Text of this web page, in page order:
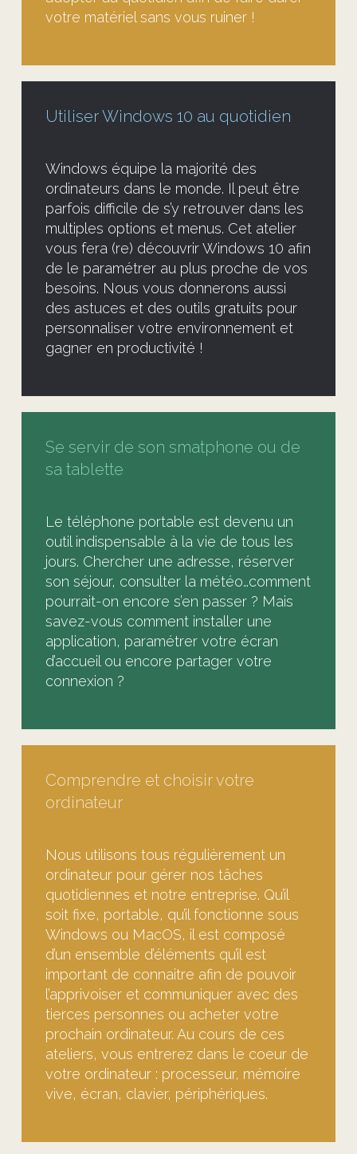
votre matériel sans vous ruiner !
Utiliser Windows 10 au quotidien
Windows équipe la majorité des
ordinateurs dans le monde. Il peut être
parfois difficile de s’y retrouver dans les
multiples options et menus. Cet atelier
vous fera (re) découvrir Windows 10 afin
de le paramétrer au plus proche de vos
besoins. Nous vous donnerons aussi
des astuces et des outils gratuits pour
personnaliser votre environnement et
gagner en productivité !
Se servir de son smatphone ou de
sa tablette
Le téléphone portable est devenu un
outil indispensable à la vie de tous les
jours. Chercher une adresse, réserver
son séjour, consulter la météo…comment
pourrait-on encore s’en passer ? Mais
savez-vous comment installer une
application, paramétrer votre écran
d’accueil ou encore partager votre
connexion ?
Comprendre et choisir votre
ordinateur
Nous utilisons tous régulièrement un
ordinateur pour gérer nos tâches
quotidiennes et notre entreprise. Qu’il
soit fixe, portable, qu’il fonctionne sous
Windows ou MacOS, il est composé
d’un ensemble d’éléments qu’il est
important de connaitre afin de pouvoir
l’apprivoiser et communiquer avec des
tierces personnes ou acheter votre
prochain ordinateur. Au cours de ces
ateliers, vous entrerez dans le coeur de
votre ordinateur : processeur, mémoire
vive, écran, clavier, périphériques.